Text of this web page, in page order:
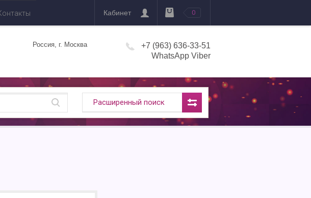
Кабинет 0
Россия, г. Москва
+7 (963) 636-33-51
WhatsApp Viber
Расширенный поиск